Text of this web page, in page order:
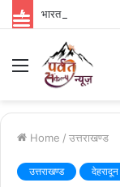
Menu
Home / उत्तराखण्ड
उत्तराखण्ड देहरादून